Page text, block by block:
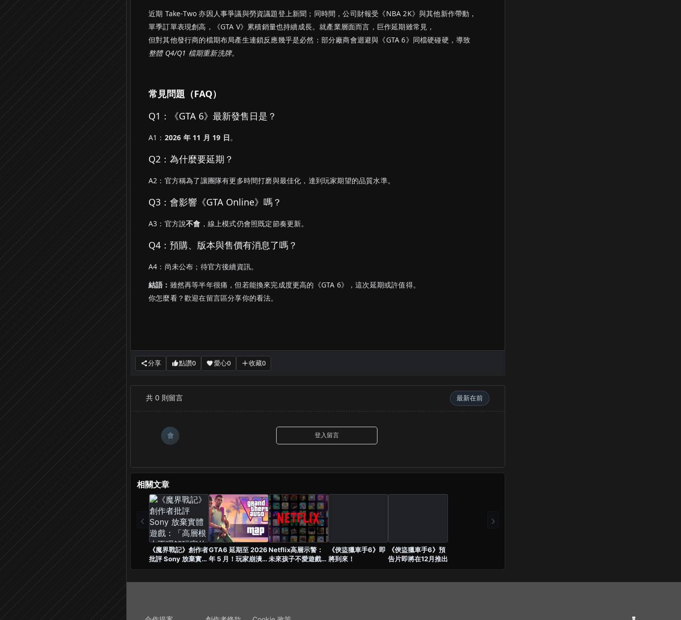
近期 Take-Two 亦因人事爭議與勞資議題登上新聞；同時間，公司財報受《NBA 2K》與其他新作帶動，
單季訂單表現創高，《GTA V》累積銷量也持續成長。就產業層面而言，巨作延期雖常見，
但對其他發行商的檔期布局產生連鎖反應幾乎是必然：部分廠商會迴避與《GTA 6》同檔硬碰硬，導致
整體 Q4/Q1 檔期重新洗牌。
常見問題（FAQ）
Q1：《GTA 6》最新發售日是？
A1： 2026 年 11 月 19 日 。
Q2：為什麼要延期？
A2：官方稱為了讓團隊有更多時間打磨與最佳化，達到玩家期望的品質水準。
Q3：會影響《GTA Online》嗎？
A3：官方說不會 ，線上模式仍會照既定節奏更新。
Q4：預購、版本與售價有消息了嗎？
A4：尚未公布；待官方後續資訊。
結語： 雖然再等半年很痛，但若能換來完成度更高的《GTA 6》，這次延期或許值得。
你怎麼看？歡迎在留言區分享你的看法。
分享 點讚0 愛心0 收藏0
共 0 則留言 最新在前
會 登入留言
相關文章
‹
《魔界戰記》創作者
批評 Sony 放棄實體
遊戲：「高層根本不
GTA6 延期至 2026
年 5 月！玩家崩潰怒
吼：「至少給張截圖
Netflix高層示警：
未來孩子不愛遊戲主
機，PS6時代恐落
《俠盜獵車手6》即
將到來！
《俠盜獵車手6》預
告片即將在12月推出
›